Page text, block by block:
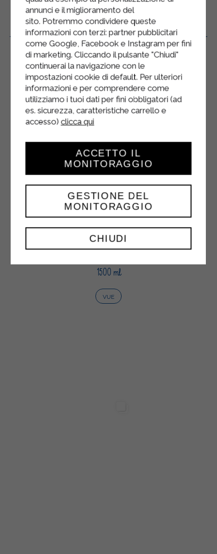
Produits Connexes
NECTAR FRUTTAMIX
1500 ml
VUE
annunci e il miglioramento del
sito. Potremmo condividere queste
informazioni con terzi: partner pubblicitari
come Google, Facebook e Instagram per fini
di marketing. Cliccando il pulsante "Chiudi"
continuerai la navigazione con le
impostazioni cookie di default. Per ulteriori
informazioni e per comprendere come
utilizziamo i tuoi dati per fini obbligatori (ad
es. sicurezza, caratteristiche carrello e
accesso) clicca qui
CHIUDI
GESTIONE DEL
MONITORAGGIO
ACCETTO IL
MONITORAGGIO